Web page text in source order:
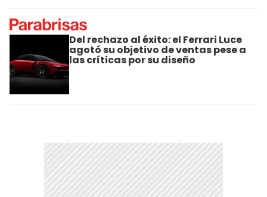
Del rechazo al éxito: el Ferrari Luce
agotó su objetivo de ventas pese a
las críticas por su diseño